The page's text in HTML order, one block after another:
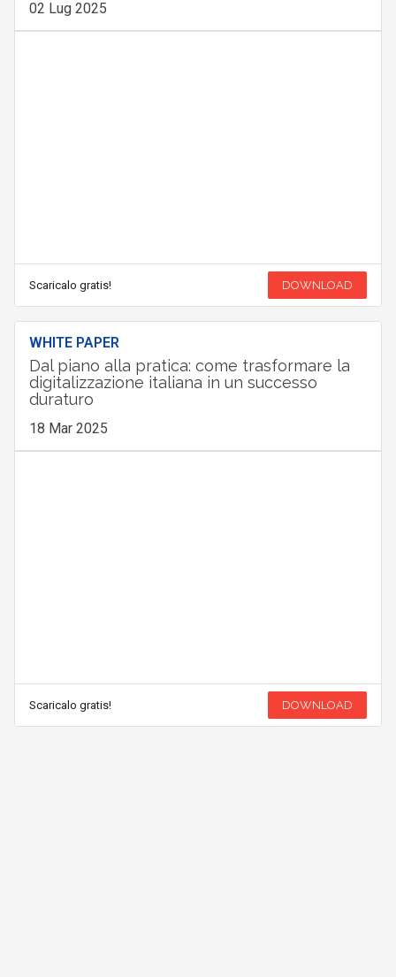
02 Lug 2025
Scaricalo gratis! DOWNLOAD
WHITE PAPER
Dal piano alla pratica: come trasformare la
digitalizzazione italiana in un successo
duraturo
18 Mar 2025
Scaricalo gratis! DOWNLOAD